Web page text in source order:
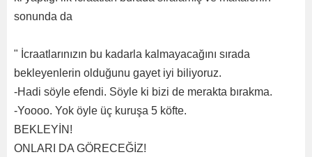
sonunda da
" İcraatlarınızın bu kadarla kalmayacağını sırada
bekleyenlerin olduğunu gayet iyi biliyoruz.
-Hadi söyle efendi. Söyle ki bizi de merakta bırakma.
-Yoooo. Yok öyle üç kuruşa 5 köfte.
BEKLEYİN!
ONLARI DA GÖRECEĞİZ!